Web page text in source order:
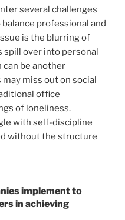
several challenges
professional and
is the blurring of
spill over into personal
can be another
miss out on social
office
of loneliness.
with self-discipline
without the structure
implement to
in achieving